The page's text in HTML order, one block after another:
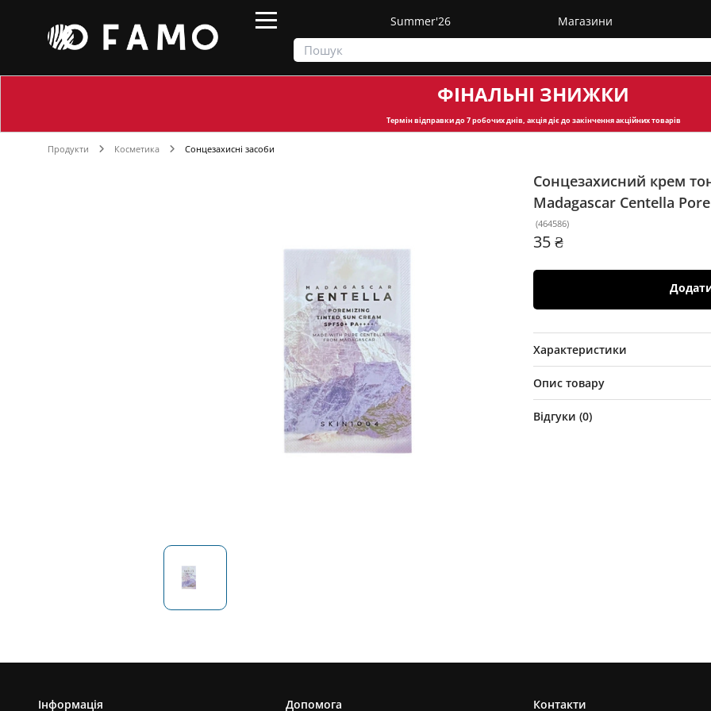
Summer'26 Магазини
ФІНАЛЬНІ ЗНИЖКИ
Термін відправкидо 7 робочих днів, акція діє до закінчення акційних товарів
Продукти Косметика Сонцезахисні засоби
Сонцезахисний крем
Madagascar Centella
(464586)
35 ₴
Характеристики
Опис товару
Відгуки (0)
Інформація Допомога Контакти